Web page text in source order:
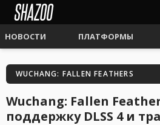
НОВОСТИ ПЛАТФОРМЫ
WUCHANG: FALLEN FEATHERS
Wuchang: Fallen
поддержку DLSS 4 и